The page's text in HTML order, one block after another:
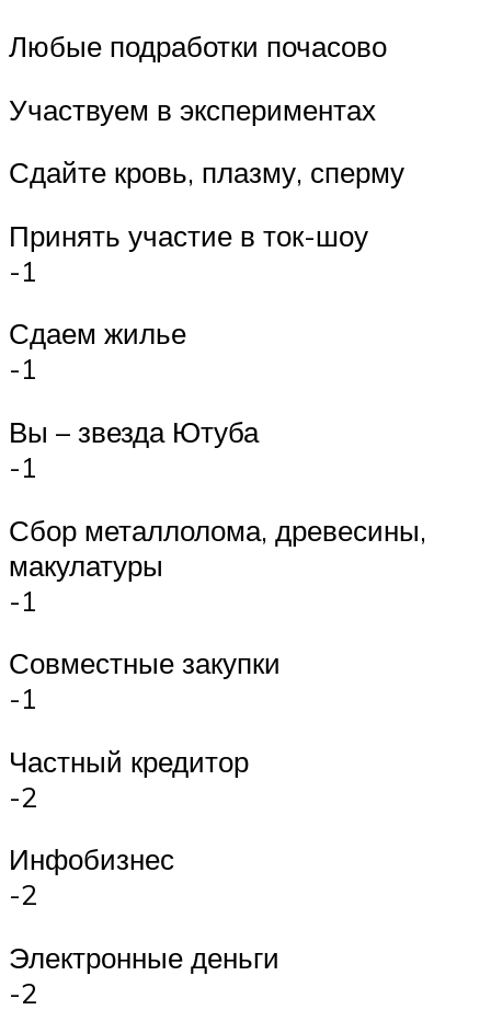
Любые подработки почасово
Участвуем в экспериментах
Сдайте кровь, плазму, сперму
Принять участие в ток-шоу
-1
Сдаем жилье
-1
Вы – звезда Ютуба
-1
Сбор металлолома, древесины,
макулатуры
-1
Совместные закупки
-1
Частный кредитор
-2
Инфобизнес
-2
Электронные деньги
-2